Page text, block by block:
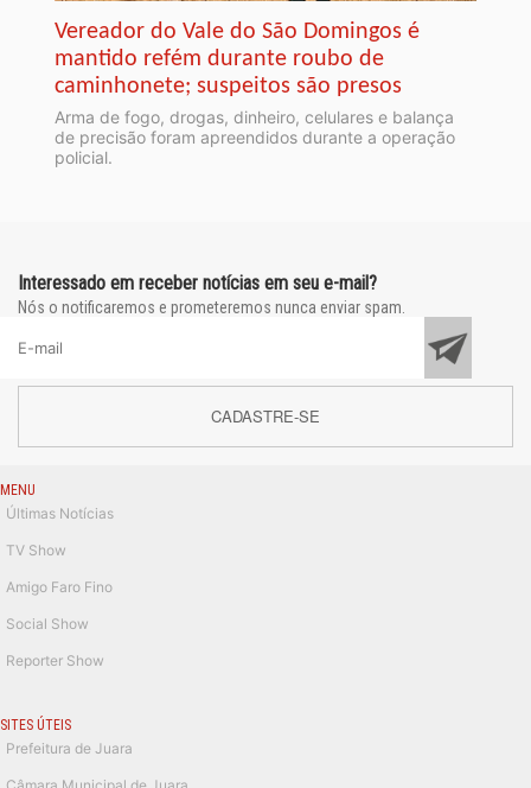
Vereador do Vale do São Domingos é
mantido refém durante roubo de
caminhonete; suspeitos são presos
Arma de fogo, drogas, dinheiro, celulares e balança
de precisão foram apreendidos durante a operação
policial.
Interessado em receber notícias em seu e-mail?
Nós o notificaremos e prometeremos nunca enviar spam.
CADASTRE-SE
MENU
Últimas Notícias
TV Show
Amigo Faro Fino
Social Show
Reporter Show
SITES ÚTEIS
Prefeitura de Juara